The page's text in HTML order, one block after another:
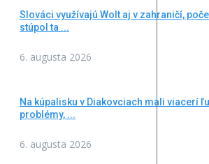
Slováci využívajú Wolt aj v zahraničí,
stúpol ta ...
6. augusta 2026
Na kúpalisku v Diakovciach mali viacerí
problémy, ...
6. augusta 2026